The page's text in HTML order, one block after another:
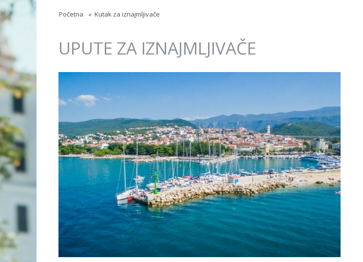
Jump to navigation
Početna » Kutak za iznajmljivače
UPUTE ZA IZNAJMLJIVAČE